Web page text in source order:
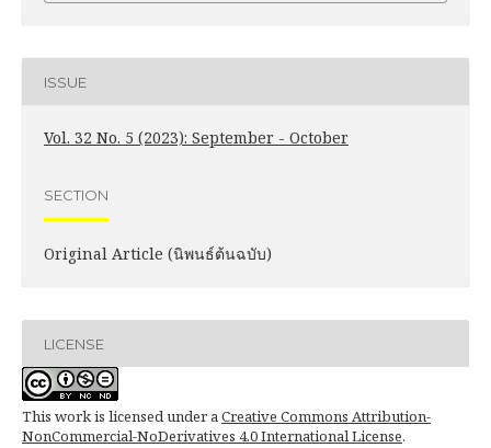
ISSUE
Vol. 32 No. 5 (2023): September - October
SECTION
Original Article (นิพนธ์ต้นฉบับ)
LICENSE
This work is licensed under aCreative Commons Attribution-
NonCommercial-NoDerivatives 4.0 International License.